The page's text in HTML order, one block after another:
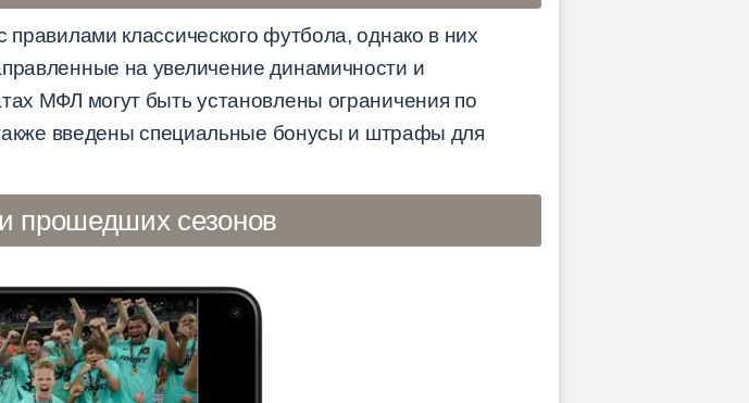
классического футбола, однако в них
на увеличение динамичности и
МФЛ могут быть установлены ограничения по
введены специальные бонусы и штрафы для
прошедших сезонов